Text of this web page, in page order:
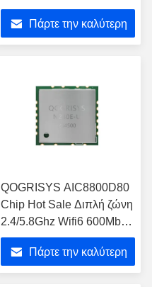
Πάρτε την καλύτερη
QOGRISYS AIC8800D80
Chip Hot Sale Διπλή ζώνη
2.4/5.8Ghz Wifi6 600Mbps
1T1R Υποστήριξη USB
Bt5.4 Μονάδα Wifi
Πάρτε την καλύτερη